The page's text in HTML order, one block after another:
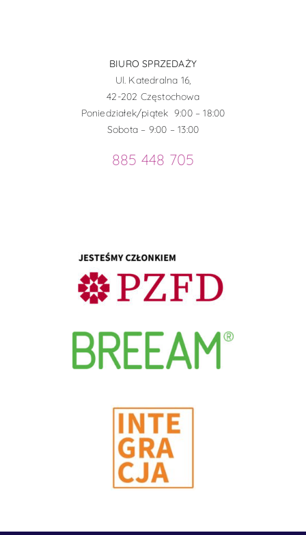
BIURO SPRZEDAŻY
Ul. Katedralna 16,
42-202 Częstochowa
Poniedziałek/piątek 9:00 – 18:00
Sobota – 9:00 – 13:00
885 448 705